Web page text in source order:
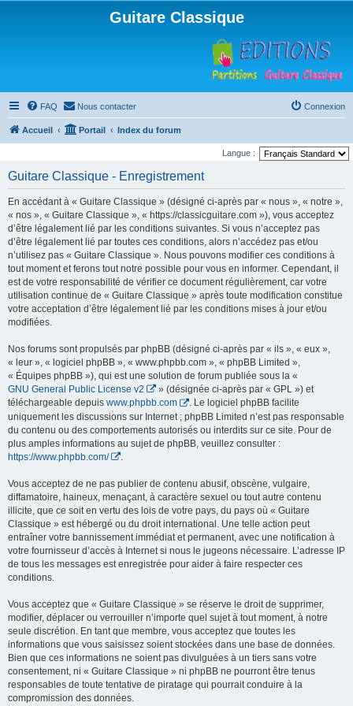
Guitare Classique
FAQ Nous contacter Connexion
Accueil Portail Index du forum
Langue :
Guitare Classique - Enregistrement
En accédant à « Guitare Classique » (désigné ci-après par « nous », « notre »,
« nos », « Guitare Classique », « https://classicguitare.com »), vous acceptez
d’être légalement lié par les conditions suivantes. Si vous n’acceptez pas
d’être légalement lié par toutes ces conditions, alors n’accédez pas et/ou
n’utilisez pas « Guitare Classique ». Nous pouvons modifier ces conditions à
tout moment et ferons tout notre possible pour vous en informer. Cependant, il
est de votre responsabilité de vérifier ce document régulièrement, car votre
utilisation continue de « Guitare Classique » après toute modification constitue
votre acceptation d’être légalement lié par les conditions mises à jour et/ou
modifiées.
Nos forums sont propulsés par phpBB (désigné ci-après par « ils », « eux »,
« leur », « logiciel phpBB », « www.phpbb.com », « phpBB Limited »,
« Équipes phpBB »), qui est une solution de forum publiée sous la «
GNU General Public License v2
» (désignée ci-après par « GPL ») et
téléchargeable depuis www.phpbb.com
. Le logiciel phpBB facilite
uniquement les discussions sur Internet ; phpBB Limited n’est pas responsable
du contenu ou des comportements autorisés ou interdits sur ce site. Pour de
plus amples informations au sujet de phpBB, veuillez consulter :
https://www.phpbb.com/
Vous acceptez de ne pas publier de contenu abusif, obscène, vulgaire,
diffamatoire, haineux, menaçant, à caractère sexuel ou tout autre contenu
illicite, que ce soit en vertu des lois de votre pays, du pays où « Guitare
Classique » est hébergé ou du droit international. Une telle action peut
entraîner votre bannissement immédiat et permanent, avec une notification à
votre fournisseur d’accès à Internet si nous le jugeons nécessaire. L’adresse IP
de tous les messages est enregistrée pour aider à faire respecter ces
conditions.
Vous acceptez que « Guitare Classique » se réserve le droit de supprimer,
modifier, déplacer ou verrouiller n’importe quel sujet à tout moment, à notre
seule discrétion. En tant que membre, vous acceptez que toutes les
informations que vous saisissez soient stockées dans une base de données.
Bien que ces informations ne soient pas divulguées à un tiers sans votre
consentement, ni « Guitare Classique » ni phpBB ne pourront être tenus
responsables de toute tentative de piratage qui pourrait conduire à la
compromission des données.